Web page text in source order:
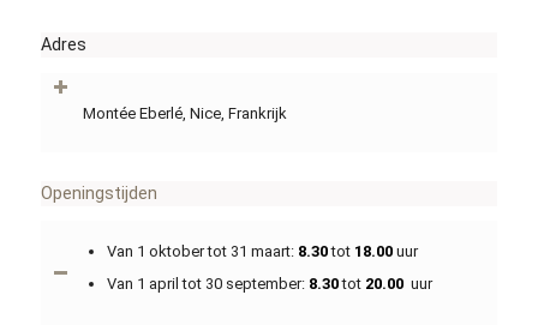
Adres
Montée Eberlé, Nice, Frankrijk
Openingstijden
Van 1 oktober tot 31 maart: 8.30tot 18.00uur
Van 1 april tot 30 september: 8.30tot 20.00uur